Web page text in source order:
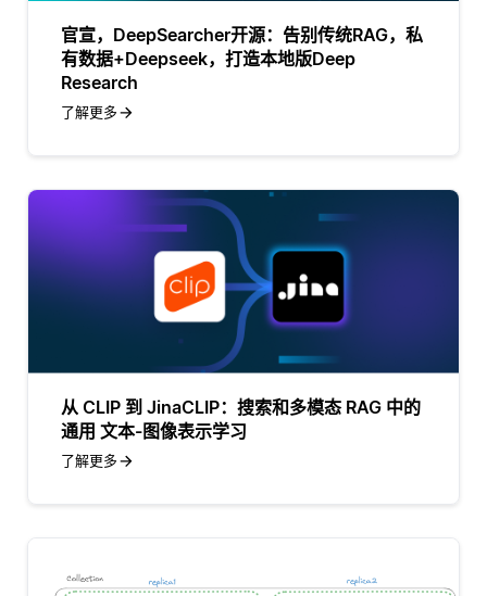
官宣，DeepSearcher开源：告别传统RAG，私
有数据+Deepseek，打造本地版Deep
Research
了解更多
从 CLIP 到 JinaCLIP：搜索和多模态 RAG 中的
通用 文本-图像表示学习
了解更多